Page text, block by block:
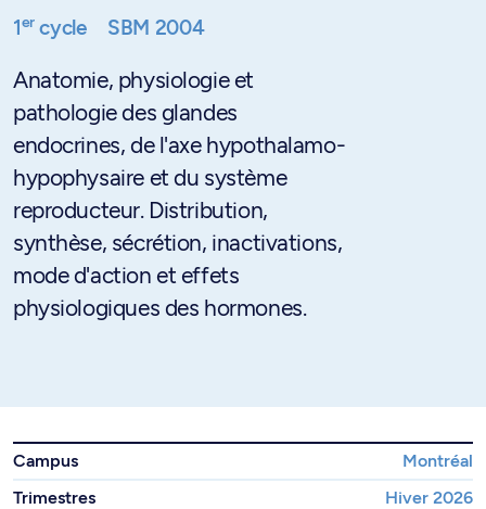
1ercycle SBM 2004
Anatomie, physiologie et
pathologie des glandes
endocrines, de l'axe hypothalamo-
hypophysaire et du système
reproducteur. Distribution,
synthèse, sécrétion, inactivations,
mode d'action et effets
physiologiques des hormones.
Campus
Montréal
Trimestres
Hiver 2026